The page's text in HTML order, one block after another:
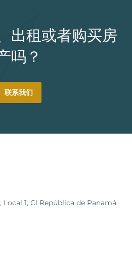
出租或者购买房
吗？
联系我们
1, Cl República de Panamá